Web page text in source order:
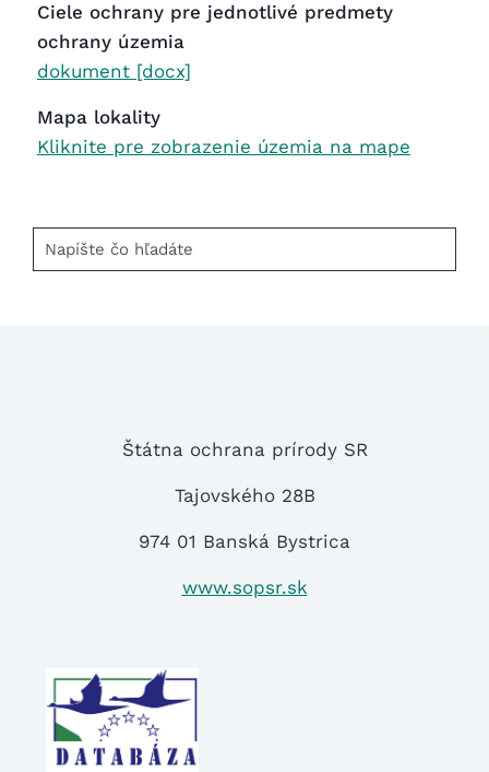
Ciele ochrany pre jednotlivé predmety
ochrany územia
dokument [docx]
Mapa lokality
Kliknite pre zobrazenie územia na mape
Napíšte
čo
Štátna ochrana prírody SR
Tajovského 28B
974 01 Banská Bystrica
www.sopsr.sk